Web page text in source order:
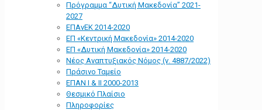
Πρόγραμμα “Δυτική Μακεδονία” 2021-
2027
ΕΠΑνΕΚ 2014-2020
ΕΠ «Kεντρική Μακεδονία» 2014-2020
ΕΠ «Δυτική Μακεδονία» 2014-2020
Νέος Αναπτυξιακός Νόμος (ν. 4887/2022)
Πράσινο Ταμείο
ΕΠΑΝ Ι & ΙΙ 2000-2013
Θεσμικό Πλαίσιο
Πληροφορίες